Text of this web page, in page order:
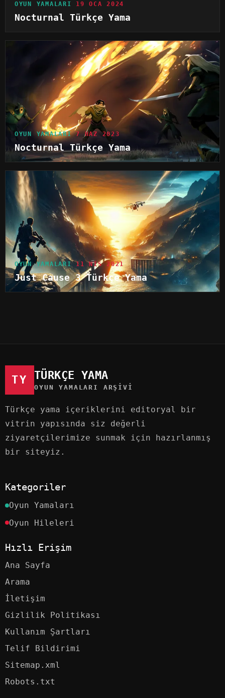
OYUN YAMALARI 19 OCA 2024
Nocturnal Türkçe Yama
OYUN YAMALARI 7 HAZ 2023
Nocturnal Türkçe Yama
OYUN YAMALARI 11 NIS 2021
Just Cause 3 Türkçe Yama
TY TÜRKÇE YAMA
OYUN YAMALARI ARŞIVI
Türkçe yama içeriklerini editoryal bir
vitrin yapısında siz değerli
ziyaretçilerimize sunmak için hazırlanmış
bir siteyiz.
Kategoriler
Oyun Yamaları
Oyun Hileleri
Hızlı Erişim
Ana Sayfa
Arama
İletişim
Gizlilik Politikası
Kullanım Şartları
Telif Bildirimi
Sitemap.xml
Robots.txt